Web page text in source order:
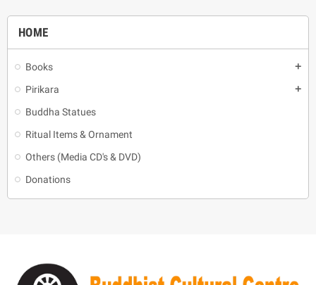
HOME
Books add
Pirikara add
Buddha Statues
Ritual Items & Ornament
Others (Media CD's & DVD)
Donations